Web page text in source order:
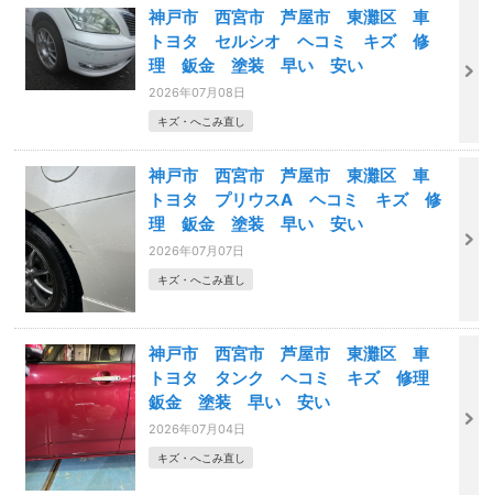
神戸市 西宮市 芦屋市 東灘区 車
トヨタ セルシオ ヘコミ キズ 修
理 鈑金 塗装 早い 安い
2026年07月08日
キズ・へこみ直し
神戸市 西宮市 芦屋市 東灘区 車
トヨタ プリウスA ヘコミ キズ 修
理 鈑金 塗装 早い 安い
2026年07月07日
キズ・へこみ直し
神戸市 西宮市 芦屋市 東灘区 車
トヨタ タンク ヘコミ キズ 修理
鈑金 塗装 早い 安い
2026年07月04日
キズ・へこみ直し